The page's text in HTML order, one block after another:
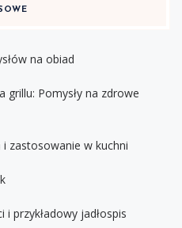
na obiad
grillu: Pomysły na zdrowe
zastosowanie w kuchni
przykładowy jadłospis